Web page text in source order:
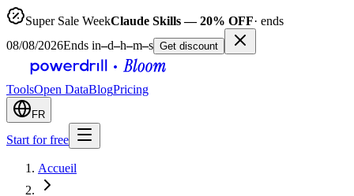
Super Sale WeekClaude Skills — 20% OFF· ends
08/08/2026Ends in–d–h–m–s Get discount
ToolsOpen DataBlogPricing
FR
Start for free
Accueil